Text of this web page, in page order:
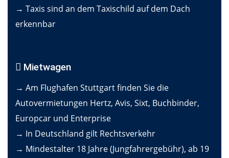
→ Taxis sind an dem Taxischild auf dem Dach
erkennbar
Mietwagen
→ Am Flughafen Stuttgart finden Sie die
Autovermietungen Hertz, Avis, Sixt, Buchbinder,
Europcar und Enterprise
→ In Deutschland gilt Rechtsverkehr
→ Mindestalter 18 Jahre (Jungfahrergebühr), ab 19